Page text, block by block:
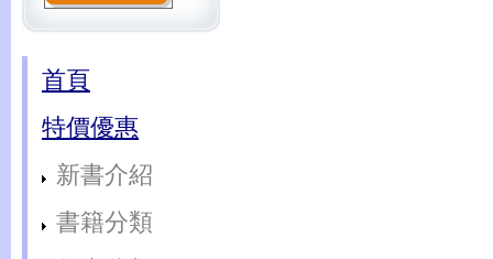
首頁
特價優惠
新書介紹
書籍分類